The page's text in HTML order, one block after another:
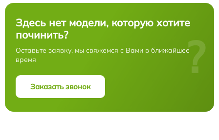
Здесь нет модели, которую хотите
починить?
Оставьте заявку, мы свяжемся с Вами в ближайшее
время
Заказать звонок
?